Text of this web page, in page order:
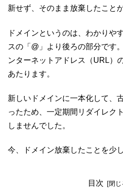
新せず、そのまま放棄したこと
ドメインというのは、わかりや
スの「@」より後ろの部分です
ンターネットアドレス（URL）
あたります。
新しいドメインに一本化して、
ったため、一定期間リダイレク
しませんでした。
今、ドメイン放棄したことを少
目次